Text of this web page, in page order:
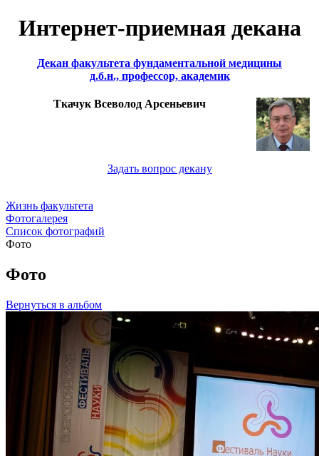
Интернет-приемная декана
Декан факультета фундаментальной медицины
д.б.н., профессор, академик
Ткачук Всеволод Арсеньевич
Задать вопрос декану
Жизнь факультета
Фотогалерея
Список фотографий
Фото
Фото
Вернуться в альбом